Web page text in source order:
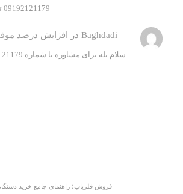
09192121179 تماس حاصل فرمایید.
Baghdadi در افزایش درصد
فروش فلزیاب؛ راهنمای جامع خرید